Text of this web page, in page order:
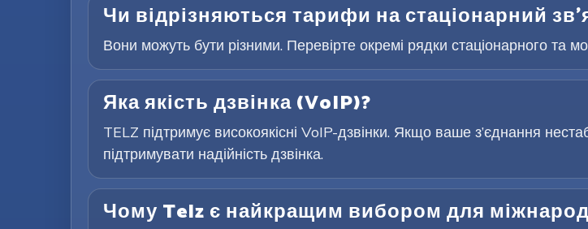
Чи відрізняються тарифи на стаціонарний
Вони можуть бути різними. Перевірте окремі рядки стаціонарного та
Яка якість дзвінка (VoIP)?
TELZ підтримує високоякісні VoIP-дзвінки. Якщо ваше з’єднання
підтримувати надійність дзвінка.
Чому Telz є найкращим вибором для